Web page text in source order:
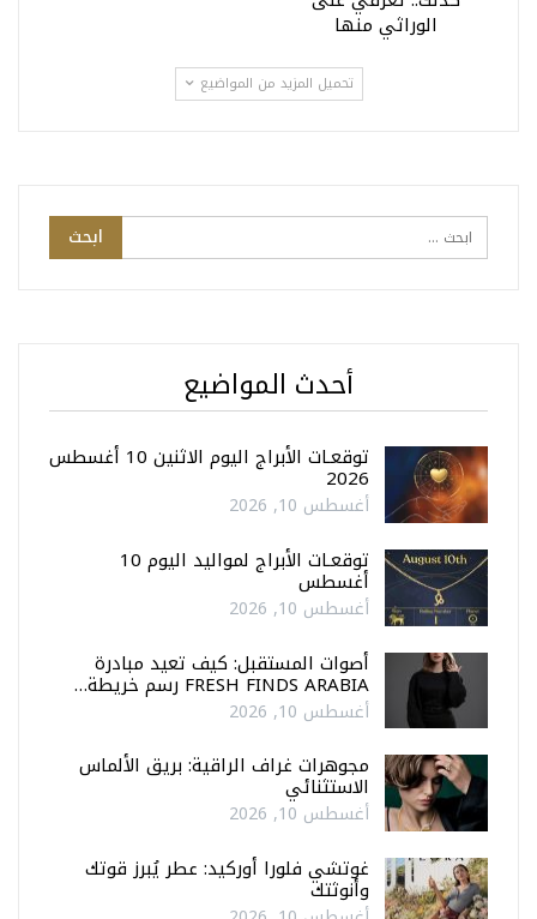
الوراثي منها
تحميل المزيد من المواضيع
أحدث المواضيع
توقعـات الأبراج اليوم الاثنين 10 أغسطس
2026
أغسطس 10, 2026
توقعـات الأبراج لمواليد اليوم 10
أغسطس
أغسطس 10, 2026
أصوات المستقبل: كيف تعيد مبادرة
FRESH FINDS ARABIA رسم خريطة…
أغسطس 10, 2026
مجوهرات غراف الراقية: بريق الألماس
الاستثنائي
أغسطس 10, 2026
غوتشي فلورا أوركيد: عطر يُبرز قوتك
وأنوثتك